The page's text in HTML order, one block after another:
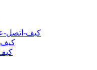
كيف-اتصل-